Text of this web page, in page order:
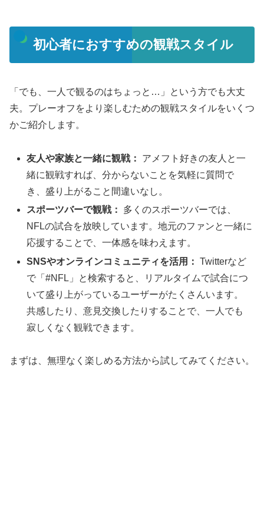
初心者におすすめの観戦スタイル
「でも、一人で観るのはちょっと…」という方でも大丈
夫。プレーオフをより楽しむための観戦スタイルをいくつ
かご紹介します。
友人や家族と一緒に観戦：
アメフト好きの友人と一
緒に観戦すれば、分からないことを気軽に質問で
き、盛り上がること間違いなし。
スポーツバーで観戦：
多くのスポーツバーでは、
NFLの試合を放映しています。地元のファンと一緒に
応援することで、一体感を味わえます。
SNSやオンラインコミュニティを活用： Twitterなど
で「#NFL」と検索すると、リアルタイムで試合につ
いて盛り上がっているユーザーがたくさんいます。
共感したり、意見交換したりすることで、一人でも
寂しくなく観戦できます。
まずは、無理なく楽しめる方法から試してみてください。